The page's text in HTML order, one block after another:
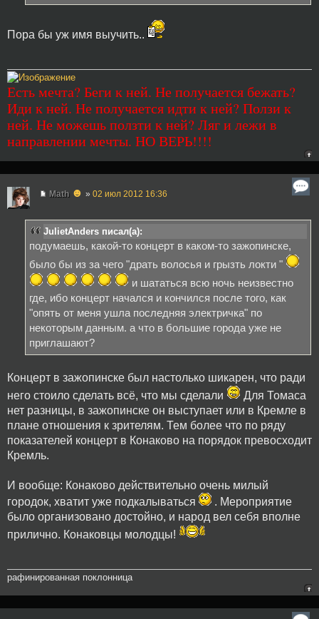
Пора бы уж имя выучить..
Есть мечта? Беги к ней. Не получается бежать?
Иди к ней. Не получается идти к ней? Ползи к
ней. Не можешь ползти к ней? Ляг и лежи в
направлении мечты. НО ВЕРЬ!!!!
Math ☻ » 02 июл 2012 16:36
JulietAnders писал(а):
подумаешь, какой-то концерт в каком-то зажопинске,
было бы из за чего "драть волосья и грызть локти "
и шататься всю ночь неизвестно
где, ибо концерт начался и кончился после того, как
"опять от меня ушла последняя электричка" по
некоторым данным. а что в большие города уже не
приглашают?
Концерт в зажопинске был настолько шикарен, что ради
него стоило сделать всё, что мы сделали
Для Томаса
нет разницы, в зажопинске он выступает или в Кремле в
плане отношения к зрителям. Тем более что по ряду
показателей концерт в Конаково на порядок превосходит
Кремль.
И вообще: Конаково действительно очень милый
городок, хватит уже подкалываться
. Мероприятие
было организовано достойно, и народ вел себя вполне
прилично. Конаковцы молодцы!
рафинированная поклонница